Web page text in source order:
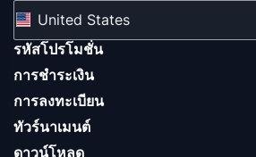
United States
รหัสโปรโมชั่น
การชำระเงิน
การลงทะเบียน
ทัวร์นาเมนต์
ดาวน์โหลด